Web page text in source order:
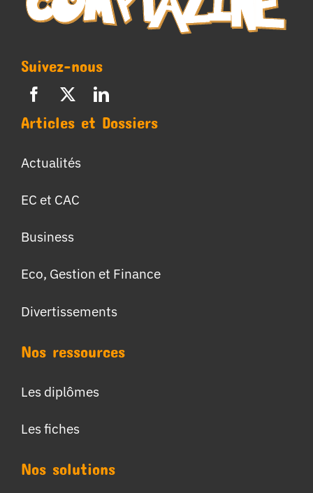
Suivez-nous
Articles et Dossiers
Actualités
EC et CAC
Business
Eco, Gestion et Finance
Divertissements
Nos ressources
Les diplômes
Les fiches
Nos solutions